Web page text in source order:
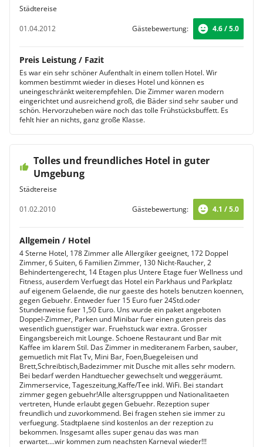
Städtereise
01.04.2012
Gästebewertung: 4.6 / 5.0
Preis Leistung / Fazit
Es war ein sehr schöner Aufenthalt in einem tollen Hotel. Wir
kommen bestimmt wieder in dieses Hotel und können es
uneingeschränkt weiterempfehlen. Die Zimmer waren modern
eingerichtet und ausreichend groß, die Bäder sind sehr sauber und
schön. Hervorzuheben wäre noch das tolle Frühstücksbuffett. Es
fehlt hier an nichts, ganz große Klasse.
Tolles und freundliches Hotel in guter
Umgebung
Städtereise
01.02.2010
Gästebewertung: 4.1 / 5.0
Allgemein / Hotel
4 Sterne Hotel, 178 Zimmer alle Allergiker geeignet, 172 Doppel
Zimmer, 6 Suiten, 6 Familien Zimmer, 130 Nicht-Raucher, 2
Behindertengerecht, 14 Etagen plus Untere Etage fuer Wellness und
Fitness, auserdem Verfuegt das Hotel ein Parkhaus und Parkplatz
auf eigenem Gelaende, die nur gaeste des hotels benutzen koennen,
gegen Gebuehr. Entweder fuer 15 Euro fuer 24Std.oder
Stundenweise fuer 1,50 Euro. Uns wurde ein paket angeboten
Doppel-Zimmer, Parken und Minibar fuer einen guten preis das
wesentlich guenstiger war. Fruehstuck war extra. Grosser
Eingangsbereich mit Lounge. Schoene Restaurant und Bar mit
Kaffee im klarem Stil. Das Zimmer in mediteranem Farben, sauber,
gemuetlich mit Flat Tv, Mini Bar, Foen,Buegeleisen und
Brett,Schreibtisch,Badezimmer mit Dusche mit alles sehr modern.
Bei bedarf werden Handtuecher gewechselt und weggeräumt.
Zimmerservice, Tageszeitung,Kaffe/Tee inkl. WiFi. Bei standart
zimmer gegen gebuehr!Alle altersgrupppen und Nationalitaeten
vertreten, Hunde erlaubt gegen Gebuehr. Rezeption super
freundlich und zuvorkommend. Bei fragen stehen sie immer zu
verfuegung. Stadtplaene sind kostenlos an der rezeption zu
bekommen. Insgesamt alles super genau das was man
erwartet....wir kommen zum neachsten Karneval wieder!!!